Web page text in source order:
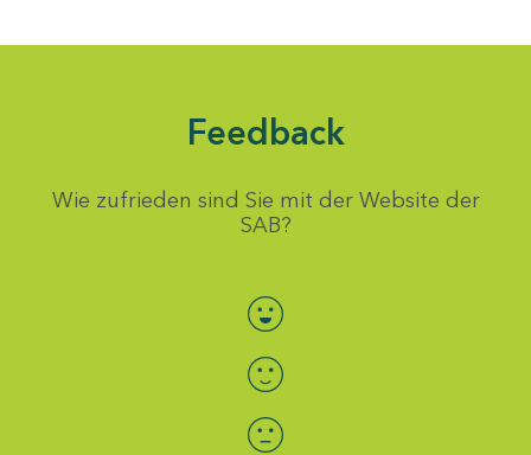
Feedback
Wie zufrieden sind Sie mit der Website der
SAB?
Bewertung auswählen